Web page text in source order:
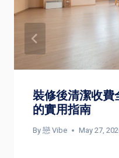
裝修後清潔收費
的實用指南
By 戀 Vibe May 27,